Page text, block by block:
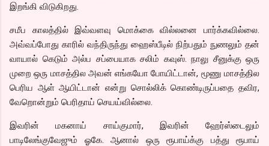
இறங்கி விடுகிறது.
சமீப காலத்தில் இவ்வளவு மொக்கை வில்லனை பார்க்கவில்லை.
அவ்வப்போது காரில் வந்திருந்து ஹைஸ்பீடில் நிற்பதும் நுணலும் தன்
வாயால் கெடும் அல்ப சப்பையாக சலிம் கவுஸ். நாலு சீனுக்கு ஒரு
முறை ஒரு மாசத்தில அவன் எங்கயோ போயிட்டான், மூணு மாசத்தில
பெரிய ஆள் ஆயிட்டான் என்று சொல்லிக் கொண்டிருப்பதை தவிர,
வேறொன்றும் பெரிதாய் செயய்வில்லை.
இவரின் மகனாய் சாய்குமார், இவரின் ஹேர்ஸ்டைலும்
பாடிலேங்குவேஜும் ஓகே. ஆனால் ஒரு ரூபாய்க்கு பத்து ரூபாய்